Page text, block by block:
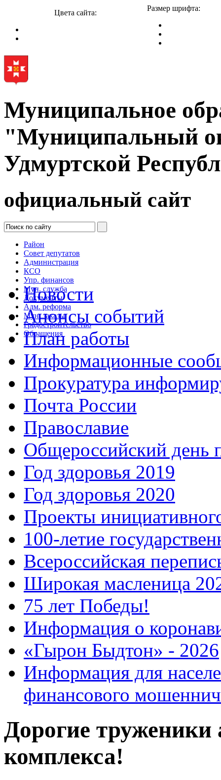
Цвета сайта:
Размер шрифта:
Муниципальное
"Муниципальный
Удмуртской
официальный сайт
Район
Совет депутатов
Администрация
КСО
Упр. финансов
Мун. служба
Документы
Адм. реформа
Мун. заказы
Градостроительство
Обращения
Новости
Анонсы событий
План работы
Информационные
Прокуратура
Почта России
Православие
Общероссийский день
Год здоровья 2019
Год здоровья 2020
Проекты
100-летие
Всероссийская
Широкая масленица
75 лет Победы!
Информация о
«Гырон Быдтон» - 2026
Информация для
финансового
Дорогие
комплекса!